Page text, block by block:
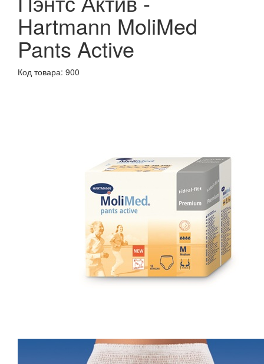
Hartmann MoliMed
Pants Active
Код товара: 900